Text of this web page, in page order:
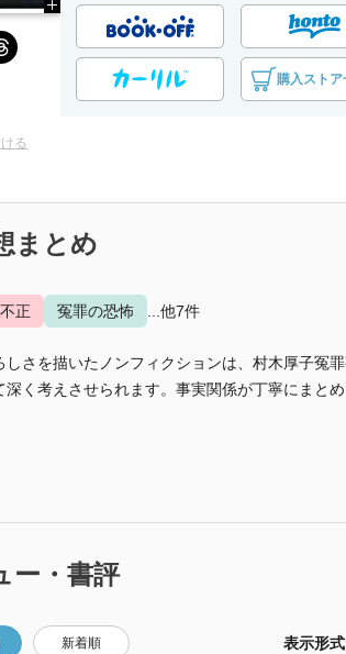
購入ストア
る
まとめ
正 冤罪の恐怖 ...他7件
さを描いたノンフィクションは、村木厚子冤
く考えさせられます。事実関係が丁寧にまと
ー・書評
新着順 表示形式